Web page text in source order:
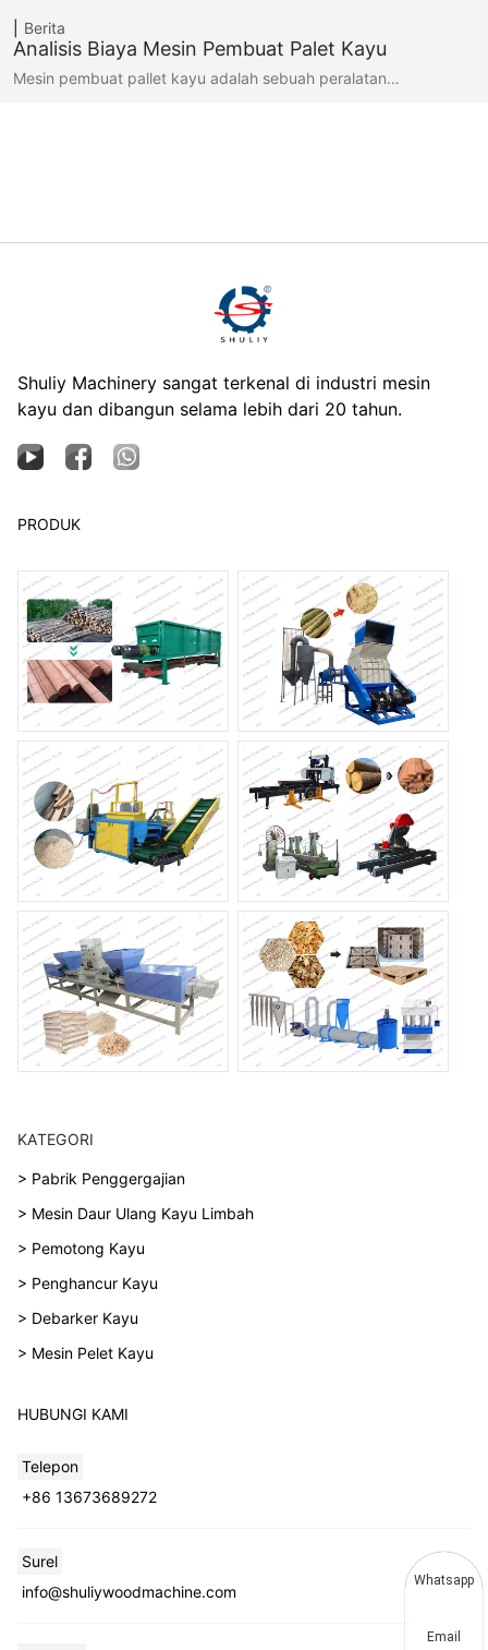
Berita
Analisis Biaya Mesin Pembuat Palet Kayu
Mesin pembuat pallet kayu adalah sebuah peralatan…
Shuliy Machinery sangat terkenal di industri mesin
kayu dan dibangun selama lebih dari 20 tahun.
PRODUK
KATEGORI
> Pabrik Penggergajian
> Mesin Daur Ulang Kayu Limbah
> Pemotong Kayu
> Penghancur Kayu
> Debarker Kayu
> Mesin Pelet Kayu
HUBUNGI KAMI
Telepon
+86 13673689272
Surel
info@shuliywoodmachine.com
Whatsapp
Email